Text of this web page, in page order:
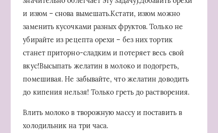
и изюм – снова вымешать.Кстати, изюм можно
заменить кусочками разных фруктов. Только не
убирайте из рецепта орехи – без них тортик
станет приторно-сладким и потеряет весь свой
вкус!Высыпать желатин в молоко и подогреть,
помешивая. Не забывайте, что желатин доводить
до кипения нельзя! Только греть до растворения.
Влить молоко в творожную массу и поставить в
холодильник на три часа.